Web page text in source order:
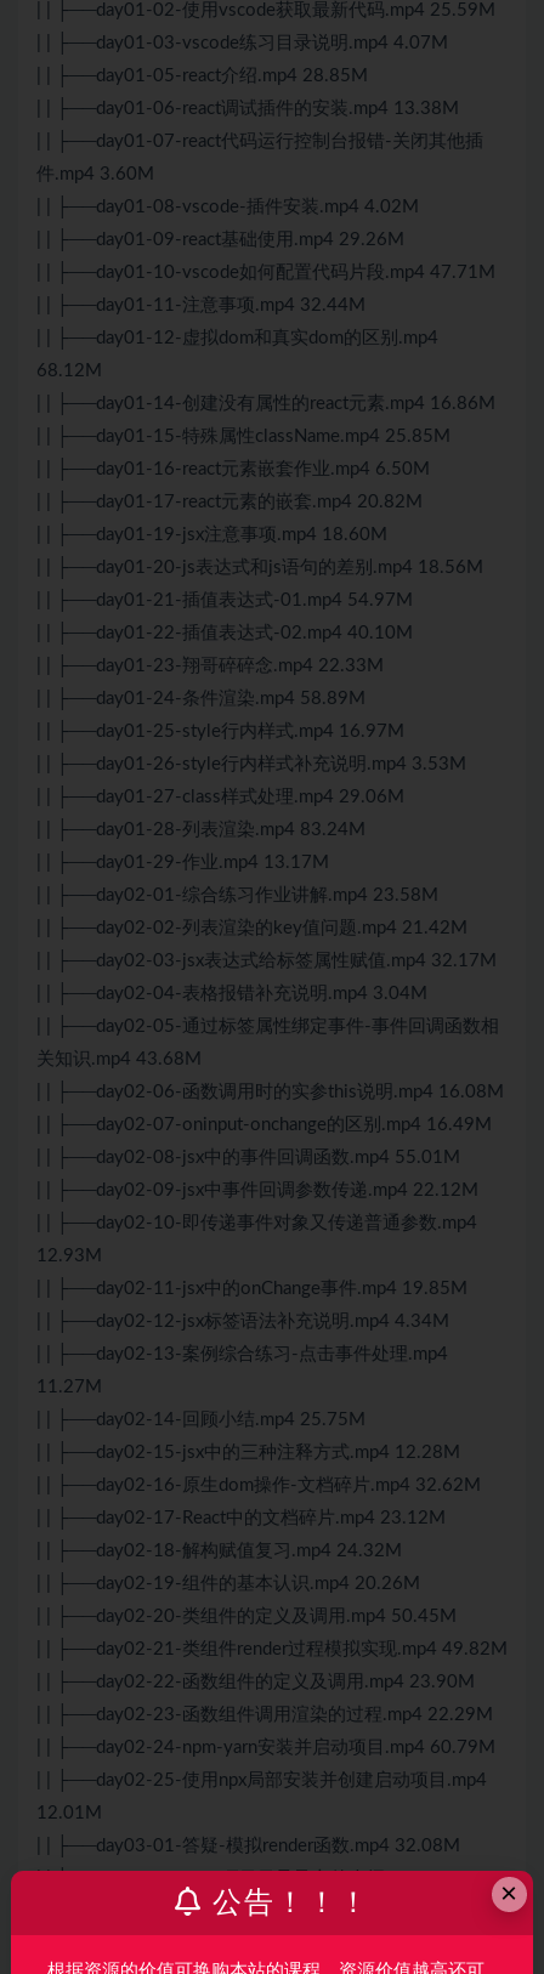
| | ├──day01-02-使用vscode获取最新代码.mp4 25.59M
| | ├──day01-03-vscode练习目录说明.mp4 4.07M
| | ├──day01-05-react介绍.mp4 28.85M
| | ├──day01-06-react调试插件的安装.mp4 13.38M
| | ├──day01-07-react代码运行控制台报错-关闭其他插
件.mp4 3.60M
| | ├──day01-08-vscode-插件安装.mp4 4.02M
| | ├──day01-09-react基础使用.mp4 29.26M
| | ├──day01-10-vscode如何配置代码片段.mp4 47.71M
| | ├──day01-11-注意事项.mp4 32.44M
| | ├──day01-12-虚拟dom和真实dom的区别.mp4
68.12M
| | ├──day01-14-创建没有属性的react元素.mp4 16.86M
| | ├──day01-15-特殊属性className.mp4 25.85M
| | ├──day01-16-react元素嵌套作业.mp4 6.50M
| | ├──day01-17-react元素的嵌套.mp4 20.82M
| | ├──day01-19-jsx注意事项.mp4 18.60M
| | ├──day01-20-js表达式和js语句的差别.mp4 18.56M
| | ├──day01-21-插值表达式-01.mp4 54.97M
| | ├──day01-22-插值表达式-02.mp4 40.10M
| | ├──day01-23-翔哥碎碎念.mp4 22.33M
| | ├──day01-24-条件渲染.mp4 58.89M
| | ├──day01-25-style行内样式.mp4 16.97M
| | ├──day01-26-style行内样式补充说明.mp4 3.53M
| | ├──day01-27-class样式处理.mp4 29.06M
| | ├──day01-28-列表渲染.mp4 83.24M
| | ├──day01-29-作业.mp4 13.17M
| | ├──day02-01-综合练习作业讲解.mp4 23.58M
| | ├──day02-02-列表渲染的key值问题.mp4 21.42M
| | ├──day02-03-jsx表达式给标签属性赋值.mp4 32.17M
| | ├──day02-04-表格报错补充说明.mp4 3.04M
| | ├──day02-05-通过标签属性绑定事件-事件回调函数相
关知识.mp4 43.68M
| | ├──day02-06-函数调用时的实参this说明.mp4 16.08M
| | ├──day02-07-oninput-onchange的区别.mp4 16.49M
| | ├──day02-08-jsx中的事件回调函数.mp4 55.01M
| | ├──day02-09-jsx中事件回调参数传递.mp4 22.12M
| | ├──day02-10-即传递事件对象又传递普通参数.mp4
12.93M
| | ├──day02-11-jsx中的onChange事件.mp4 19.85M
| | ├──day02-12-jsx标签语法补充说明.mp4 4.34M
| | ├──day02-13-案例综合练习-点击事件处理.mp4
11.27M
| | ├──day02-14-回顾小结.mp4 25.75M
| | ├──day02-15-jsx中的三种注释方式.mp4 12.28M
| | ├──day02-16-原生dom操作-文档碎片.mp4 32.62M
| | ├──day02-17- React中的文档碎片.mp4 23.12M
| | ├──day02-18-解构赋值复习.mp4 24.32M
| | ├──day02-19-组件的基本认识.mp4 20.26M
| | ├──day02-20-类组件的定义及调用.mp4 50.45M
| | ├──day02-21-类组件render过程模拟实现.mp4 49.82M
| | ├──day02-22-函数组件的定义及调用.mp4 23.90M
| | ├──day02-23-函数组件调用渲染的过程.mp4 22.29M
| | ├──day02-24-npm-yarn安装并启动项目.mp4 60.79M
| | ├──day02-25-使用npx局部安装并创建启动项目.mp4
12.01M
| | ├──day03-01-答疑-模拟render函数.mp4 32.08M
| | ├──day03-04-创建一个类组件并在App根组件中调
×
公告！！！